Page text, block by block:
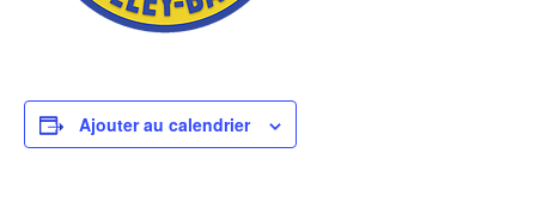
Ajouter au calendrier